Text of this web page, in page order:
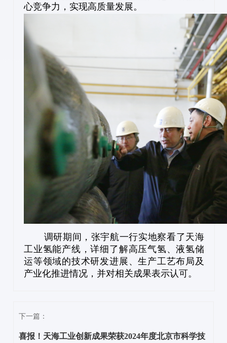
心竞争力，实现高质量发展。
调研期间，张宇航一行实地察看了天海
工业氢能产线，详细了解高压气氢、液氢储
运等领域的技术研发进展、生产工艺布局及
产业化推进情况，并对相关成果表示认可。
下一篇：
喜报！天海工业创新成果荣获2024年度北京市科学技